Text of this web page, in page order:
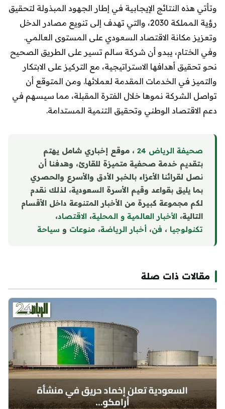
وتأتي هذه النتائج الإيجابية في إطار الجهود المبذولة لتحقيق
رؤية المملكة 2030، والتي تهدف إلى تنويع مصادر الدخل
وتعزيز مكانة الاقتصاد السعودي على المستوى العالمي.
وفي الختام، يبدو أن شركة سالم تسير على الطريق الصحيح
نحو تحقيق أهدافها الاستراتيجية، مع التركيز على الابتكار
والتميز في الخدمات المقدمة لعملائها. ومن المتوقع أن
تواصل الشركة نموها خلال الفترة المقبلة، مما سيسهم في
دعم الاقتصاد الوطني وتحقيق التنمية المستدامة.
صحيفة الرياض 24
، موقع إخباري شامل يهتم
بتقديم خدمة صحفية متميزة للقارئ، وهدفنا أن
نصل لقرائنا الأعزاء بالخبر الأدق والأسرع والحصري
بما يليق بقواعد وقيم الأسرة السعودية، لذلك نقدم
لكم مجموعة كبيرة من الأخبار المتنوعة داخل الأقسام
التالية، الأخبار العالمية و المحلية، الاقتصاد،
تكنولوجيا ، فن، أخبار الرياضة، منوعات و سياحة
مقالات ذات صلة